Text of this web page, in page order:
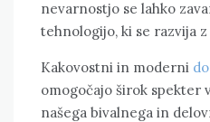
nevarnostjo se lahko
tehnologijo, ki se razvija
Kakovostni in moderni
omogočajo širok spekter
našega bivalnega in